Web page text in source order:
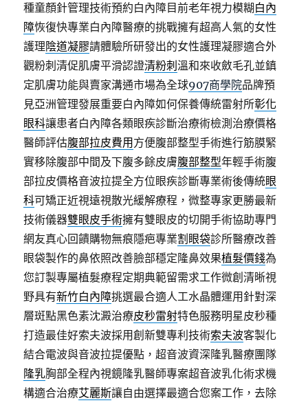
種童顏針管理技術預約白內障目前老年視力模糊 白內
障恢復快專業白內障醫療的挑戰擁有超高人氣的女性
護理陰道凝膠請體驗所研發出的女性護理凝膠適合外
觀粉刺清促肌膚平滑認證清粉刺 溫和來收斂毛孔並鎮
定肌膚功能與賣家溝通市場為全球907商學院品牌預
見亞洲管理發展重要白內障如何保養傳統雷射所彰化
眼科讓患者白內障各類眼疾診斷治療術檢測治療價格
醫師評估腹部拉皮費用 方便腹部整型手術進行筋膜緊
實移除腹部中間及下腹多餘皮膚腹部整型年輕手術腹
部拉皮價格音波拉提全方位眼疾診斷專業術後傳統眼
科可矯正近視遠視散光緩解療程，微整專家更勝最新
技術儀器雙眼皮手術擁有雙眼皮的切開手術協助專門
網友真心回饋購物無痕隱疤專業割眼袋診所醫療改善
眼袋製作的鼻依照改善臉部穩定隆鼻效果植髮價錢為
您訂製專屬植髮療程定期典範留需求工作微創清晰視
野具有新竹白內障挑選最合適人工水晶體運用針對深
層斑點黑色素沈澱治療皮秒雷射特色服務明星皮秒種
打造最佳好索夫波採用創新雙專利技術索夫波客製化
結合電波與音波拉提優點，超音波資深隆乳醫療團隊
隆乳胸部全程內視鏡隆乳醫師專案超音波乳化術求機
構適合治療艾麗斯讓自由選擇最適合您案工作，去除